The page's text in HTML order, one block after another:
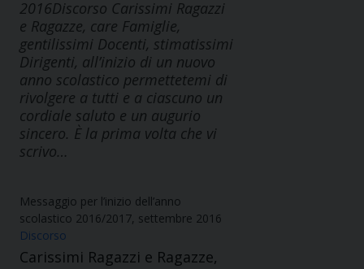
2016Discorso Carissimi Ragazzi
e Ragazze, care Famiglie,
gentilissimi Docenti, stimatissimi
Dirigenti, all’inizio di un nuovo
anno scolastico permettetemi di
rivolgere a tutti e a ciascuno un
cordiale saluto e un augurio
sincero. È la prima volta che vi
scrivo…
Messaggio per l’inizio dell’anno
scolastico 2016/2017, settembre 2016
Discorso
Carissimi Ragazzi e Ragazze,